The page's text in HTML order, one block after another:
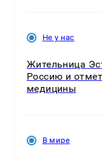
Не у нас
Жительница
Россию и
медицины
В мире